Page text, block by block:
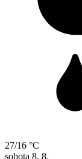
27/16 °C
sobota 8. 8.